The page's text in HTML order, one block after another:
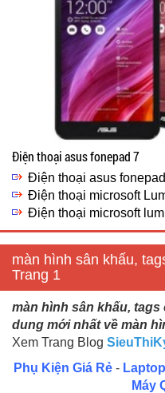
Điện thoại asus fonepad 7
Điện thoại asus
Điện thoại microsoft
Điện thoại microsoft
màn hình sân khấu,
Trang 1
màn hình sân khấu, tags
dung mới nhất về màn
Xem Trang Blog
Phụ Kiện Giá Rẻ -
Máy